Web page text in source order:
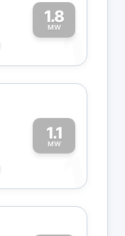
1.8
MW1
1.1
MW
1